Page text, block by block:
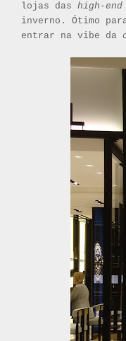
lojas das high-end
inverno. Ótimo
entrar na vibe da